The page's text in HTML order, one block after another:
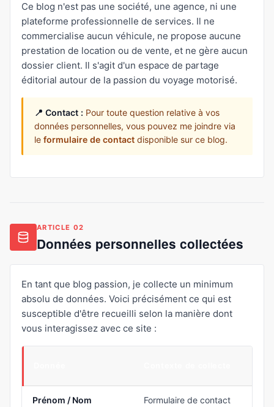
Ce blog n'est pas une société, une agence, ni une
plateforme professionnelle de services. Il ne
commercialise aucun véhicule, ne propose aucune
prestation de location ou de vente, et ne gère aucun
dossier client. Il s'agit d'un espace de partage
éditorial autour de la passion du voyage motorisé.
📍 Contact : Pour toute question relative à vos
données personnelles, vous pouvez me joindre via
le formulaire de contact disponible sur ce blog.
ARTICLE 02
Données personnelles collectées
En tant que blog passion, je collecte un minimum
absolu de données. Voici précisément ce qui est
susceptible d'être recueilli selon la manière dont
vous interagissez avec ce site :
Prénom / Nom Formulaire de contact